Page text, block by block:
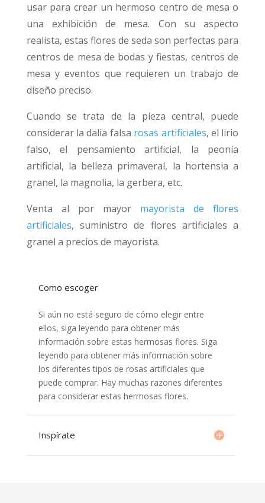
usar para crear un hermoso centro de mesa o
una exhibición de mesa. Con su aspecto
realista, estas flores de seda son perfectas para
centros de mesa de bodas y fiestas, centros de
mesa y eventos que requieren un trabajo de
diseño preciso.
Cuando se trata de la pieza central, puede
considerar la dalia falsa rosas artificiales, el lirio
falso, el pensamiento artificial, la peonía
artificial, la belleza primaveral, la hortensia a
granel, la magnolia, la gerbera, etc.
Venta al por mayor mayorista de flores
artificiales, suministro de flores artificiales a
granel a precios de mayorista.
Como escoger
Si aún no está seguro de cómo elegir entre
ellos, siga leyendo para obtener más
información sobre estas hermosas flores. Siga
leyendo para obtener más información sobre
los diferentes tipos de rosas artificiales que
puede comprar. Hay muchas razones diferentes
para considerar estas hermosas flores.
Inspírate